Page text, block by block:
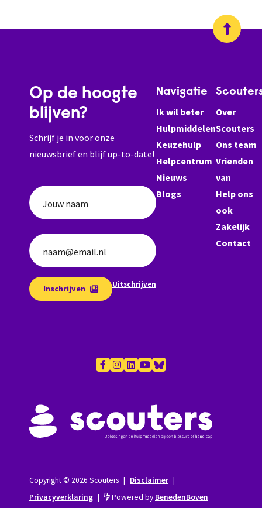
Op de hoogte
blijven?
Schrijf je in voor onze
nieuwsbrief en blijf up-to-date!
Jouw naam
naam@email.nl
Inschrijven Uitschrijven
Navigatie
Ik wil beter
Hulpmiddelen
Keuzehulp
Helpcentrum
Nieuws
Blogs
Over
Scouters
Ons team
Vrienden
van
Help ons
ook
Zakelijk
Contact
Copyright © 2026 Scouters Disclaimer
Privacyverklaring
Powered by BenedenBoven